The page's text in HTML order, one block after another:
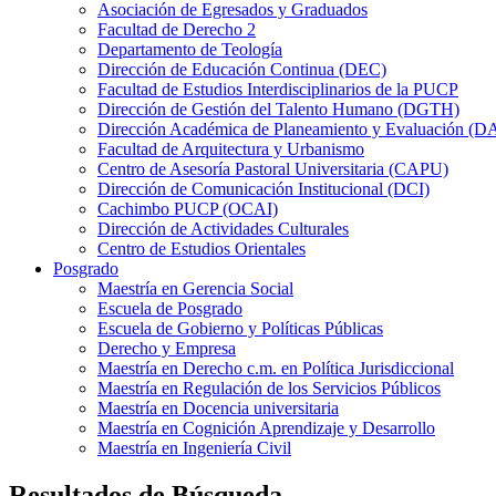
Asociación de Egresados y Graduados
Facultad de Derecho 2
Departamento de Teología
Dirección de Educación Continua (DEC)
Facultad de Estudios Interdisciplinarios de la PUCP
Dirección de Gestión del Talento Humano (DGTH)
Dirección Académica de Planeamiento y Evaluación
Facultad de Arquitectura y Urbanismo
Centro de Asesoría Pastoral Universitaria (CAPU)
Dirección de Comunicación Institucional (DCI)
Cachimbo PUCP (OCAI)
Dirección de Actividades Culturales
Centro de Estudios Orientales
Posgrado
Maestría en Gerencia Social
Escuela de Posgrado
Escuela de Gobierno y Políticas Públicas
Derecho y Empresa
Maestría en Derecho c.m. en Política Jurisdiccional
Maestría en Regulación de los Servicios Públicos
Maestría en Docencia universitaria
Maestría en Cognición Aprendizaje y Desarrollo
Maestría en Ingeniería Civil